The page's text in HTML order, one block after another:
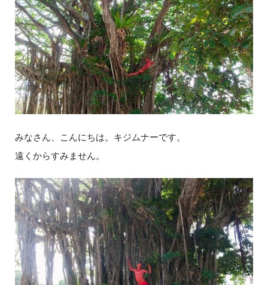
みなさん、こんにちは。キジムナーです。
遠くからすみません。